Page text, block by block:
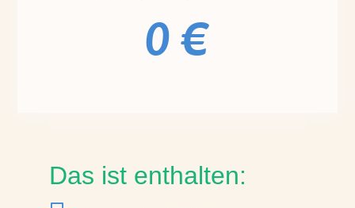
0 €
Das ist enthalten: